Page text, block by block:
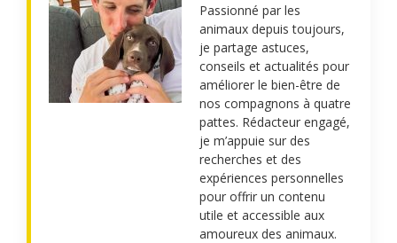
Passionné par les
animaux depuis toujours,
je partage astuces,
conseils et actualités pour
améliorer le bien-être de
nos compagnons à quatre
pattes. Rédacteur engagé,
je m’appuie sur des
recherches et des
expériences personnelles
pour offrir un contenu
utile et accessible aux
amoureux des animaux.